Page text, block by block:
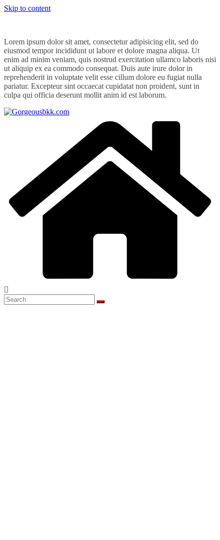
Skip to content
Lorem ipsum dolor sit amet, consectetur adipisicing elit, sed do
eiusmod tempor incididunt ut labore et dolore magna aliqua. Ut
enim ad minim veniam, quis nostrud exercitation ullamco laboris nisi
ut aliquip ex ea commodo consequat. Duis aute irure dolor in
reprehenderit in voluptate velit esse cillum dolore eu fugiat nulla
pariatur. Excepteur sint occaecat cupidatat non proident, sunt in
culpa qui officia deserunt mollit anim id est laborum.